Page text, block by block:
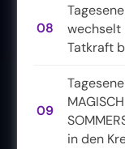
08
wechselt
Tatkraft
09
in den